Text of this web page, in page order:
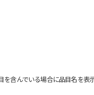
含んでいる場合に品目名を表示